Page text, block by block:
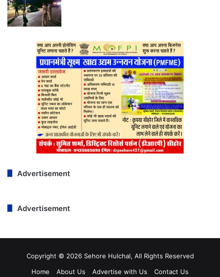
Advertisement
Advertisement
Copyright © 2026 Sehore Hulchal, All Rights Reserved
Home
About Us Advertise with Us Contact Us